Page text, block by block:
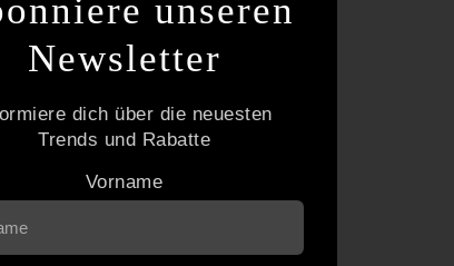
unseren
Newsletter
dich über die neuesten
Trends und Rabatte
Vorname